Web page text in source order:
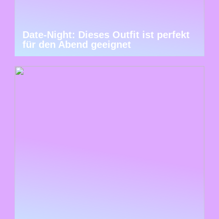
Date-Night: Dieses Outfit ist perfekt
für den Abend geeignet